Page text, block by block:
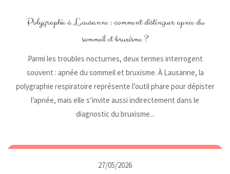
Polygraphie à Lausanne : comment distinguer apnée du
sommeil et bruxisme ?
Parmi les troubles nocturnes, deux termes interrogent
souvent : apnée du sommeil et bruxisme. À Lausanne, la
polygraphie respiratoire représente l’outil phare pour dépister
l’apnée, mais elle s’invite aussi indirectement dans le
diagnostic du bruxisme...
27/05/2026